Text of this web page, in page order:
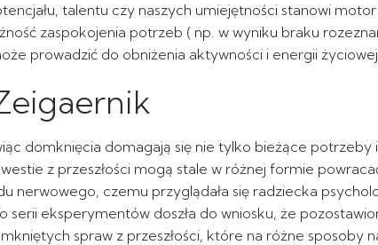
talentu czy naszych umiejętności stanowi
zaspokojenia potrzeb ( np. w wyniku braku
prowadzić do obniżenia aktywności i energii
domknięcia domagają się nie tylko bieżące
z przeszłości mogą stale w różnej formie
nerwowego, czemu przyglądała się radziecka
serii eksperymentów doszła do wniosku, że
spraw z przeszłości, które na różne sposoby